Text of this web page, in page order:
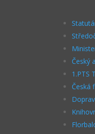
Český
1.PTS
Česká